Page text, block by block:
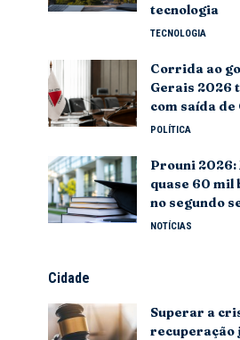
tecnologia
TECNOLOGIA
Corrida ao
Gerais 2026
com saída
POLÍTICA
Prouni 2026:
quase 60 mil
no segundo
NOTÍCIAS
Cidade
Superar a
recuperação